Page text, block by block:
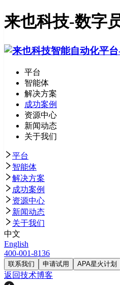
来也科技-数字
平台
智能体
解决方案
成功案例
资源中心
新闻动态
关于我们
平台
智能体
解决方案
成功案例
资源中心
新闻动态
关于我们
中文
English
400-001-8136
联系我们 申请试用 APA星火计划
返回技术博客